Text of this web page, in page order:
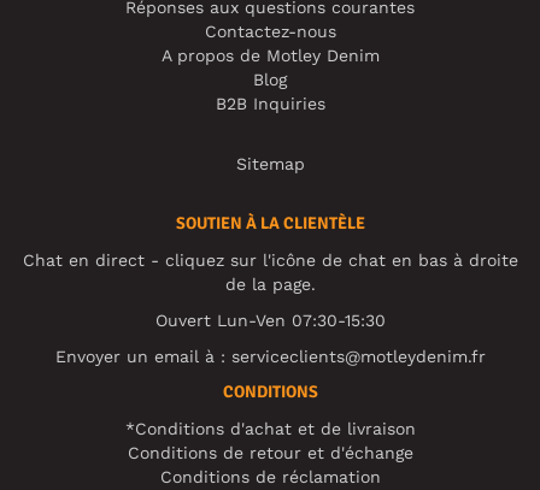
Réponses aux questions courantes
Contactez-nous
A propos de Motley Denim
Blog
B2B Inquiries
Sitemap
SOUTIEN À LA CLIENTÈLE
Chat en direct - cliquez sur l'icône de chat en bas à droite
de la page.
Ouvert Lun-Ven 07:30-15:30
Envoyer un email à : serviceclients@motleydenim.fr
CONDITIONS
*Conditions d'achat et de livraison
Conditions de retour et d'échange
Conditions de réclamation